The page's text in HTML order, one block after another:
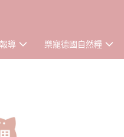
導 樂寵德國自然糧